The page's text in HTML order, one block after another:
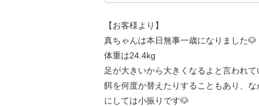
【お客様より】
真ちゃんは本日無事一歳になりました🐶
体重は24.4kg
足が大きいから大きくなるよと言われ
餌を何度か替えたりすることもあり、
にしては小振りです🐶